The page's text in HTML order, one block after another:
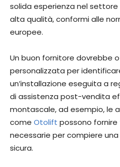
solida esperienza nel
alta qualità, conformi alle
europee.
Un buon fornitore dovrebbe
personalizzata per
un’installazione eseguita a
di assistenza post-vendita
montascale, ad esempio, le
come Otolift possono
necessarie per compiere
sicura.